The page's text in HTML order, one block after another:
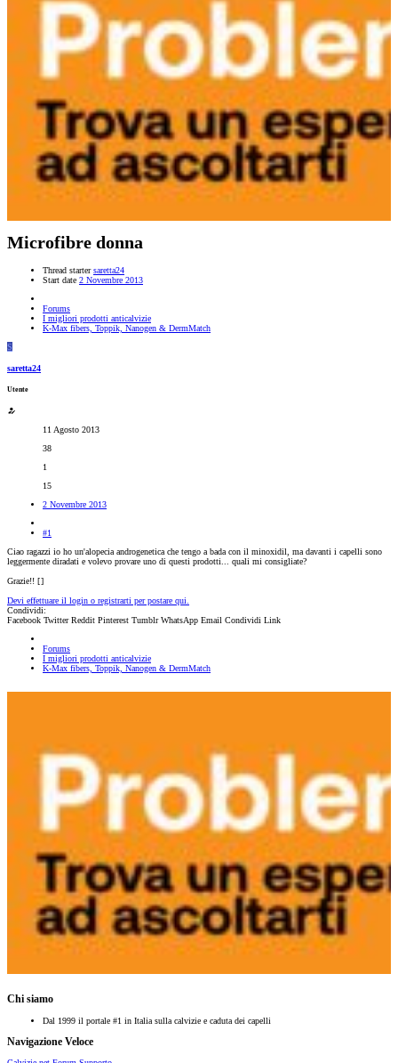
Microfibre donna
Thread starter saretta24
Start date 2 Novembre 2013
Forums
I migliori prodotti anticalvizie
K-Max fibers, Toppik, Nanogen & DermMatch
S
saretta24
Utente
11 Agosto 2013
38
1
15
2 Novembre 2013
#1
Ciao ragazzi io ho un'alopecia androgenetica che tengo a bada con il minoxidil, ma davanti i capelli sono
leggermente diradati e volevo provare uno di questi prodotti... quali mi consigliate?
Grazie!! []
Devi effettuare il login o registrarti per postare qui.
Condividi:
Facebook Twitter Reddit Pinterest Tumblr WhatsApp Email Condividi Link
Forums
I migliori prodotti anticalvizie
K-Max fibers, Toppik, Nanogen & DermMatch
Chi siamo
Dal 1999 il portale #1 in Italia sulla calvizie e caduta dei capelli
Navigazione Veloce